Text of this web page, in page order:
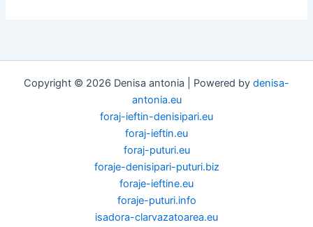
Copyright © 2026 Denisa antonia | Powered by denisa-
antonia.eu
foraj-ieftin-denisipari.eu
foraj-ieftin.eu
foraj-puturi.eu
foraje-denisipari-puturi.biz
foraje-ieftine.eu
foraje-puturi.info
isadora-clarvazatoarea.eu